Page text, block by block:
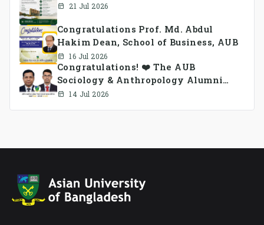
21 Jul 2026
Congratulations Prof. Md. Abdul
Hakim Dean, School of Business, AUB
16 Jul 2026
Congratulations! ❤️ The AUB
Sociology & Anthropology Alumni
Association Ad-hoc Committee has
14 Jul 2026